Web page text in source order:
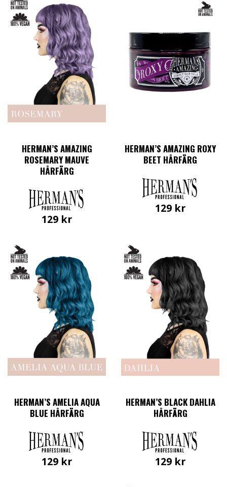
HERMAN’S AMAZING
ROSEMARY MAUVE
HÅRFÄRG
129 kr
HERMAN’S AMAZING ROXY
BEET HÅRFÄRG
129 kr
HERMAN’S AMELIA AQUA
BLUE HÅRFÄRG
129 kr
HERMAN’S BLACK DAHLIA
HÅRFÄRG
129 kr